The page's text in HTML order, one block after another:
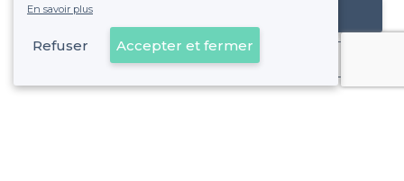
Référencer mon établissement
Déjà client
En savoir plus
Refuser Accepter et fermer